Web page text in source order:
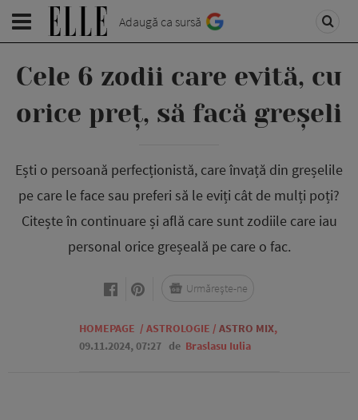
Adaugă ca sursă
Cele 6 zodii care evită, cu
orice preț, să facă greșeli
Ești o persoană perfecționistă, care învață din greșelile
pe care le face sau preferi să le eviți cât de mulți poți?
Citește în continuare și află care sunt zodiile care iau
personal orice greșeală pe care o fac.
HOMEPAGE / ASTROLOGIE / ASTRO MIX,
09.11.2024, 07:27 de Braslasu Iulia
Urmărește-ne